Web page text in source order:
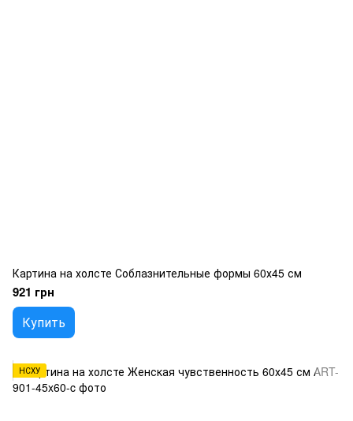
Картина на холсте Соблазнительные формы 60х45 см
921 грн
Купить
НСХУ